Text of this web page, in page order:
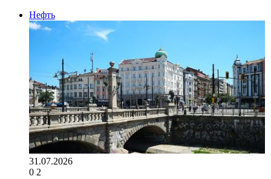
Нефть
31.07.2026
0 2